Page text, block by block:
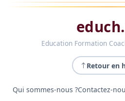
Education Formation
Retour en
Qui sommes-nous ?Contactez-